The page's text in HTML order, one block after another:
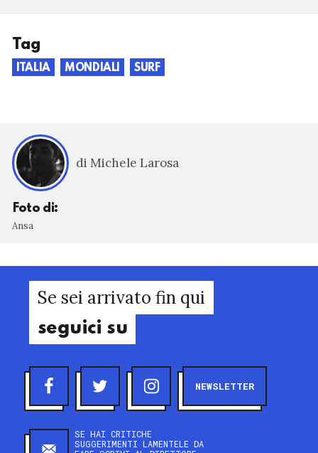
Tag
ITALIA MONDIALI SURF
di Michele Larosa
Foto di:
Ansa
Se sei arrivato fin qui
seguici su
NEWSLETTER
SE HAI CRITICHE
SUGGERIMENTI LAMENTELE DA